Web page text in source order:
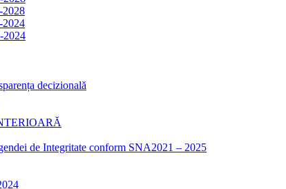
2028
2024
2024
decizională
de Integritate conform SNA2021 – 2025